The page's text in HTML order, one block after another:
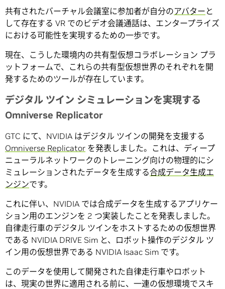
共有されたバーチャル会議室に参加者が自分のアバター と
して存在する VR でのビデオ会議通話は、エンタープライズ
における可能性を実現するための一歩です。
現在、こうした環境内の共有型仮想コラボレーション プラ
ットフォームで、これらの共有型仮想世界のそれぞれを開
発するためのツールが存在しています。
デジタル ツイン シミュレーションを実現する
Omniverse Replicator
GTC にて、NVIDIA はデジタル ツインの開発を支援する
Omniverse Replicator を発表しました。これは、ディープ
ニューラルネットワークのトレーニング向けの物理的にシ
ミュレーションされたデータを生成する合成データ生成エ
ンジンです。
これに伴い、NVIDIA では合成データを生成するアプリケー
ション用のエンジンを 2 つ実装したことを発表しました。
自律走行車のデジタル ツインをホストするための仮想世界
である NVIDIA DRIVE Sim と、ロボット操作のデジタル ツ
イン用の仮想世界である NVIDIA Isaac Sim です。
このデータを使用して開発された自律走行車やロボット
は、現実の世界に適用される前に、一連の仮想環境でスキ